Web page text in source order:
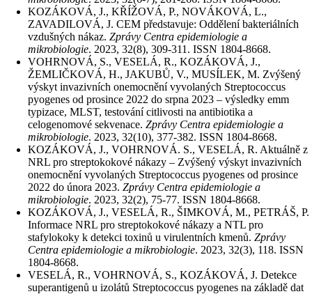
KOZÁKOVÁ, J., KŘÍŽOVÁ, P., NOVÁKOVÁ, L.,
ZAVADILOVÁ, J. CEM představuje: Oddělení bakteriálních
vzdušných nákaz. Zprávy Centra epidemiologie a
mikrobiologie. 2023, 32(8), 309-311. ISSN 1804-8668.
VOHRNOVÁ, S., VESELÁ, R., KOZÁKOVÁ, J.,
ŽEMLIČKOVÁ, H., JAKUBŮ, V., MUSÍLEK, M. Zvýšený
výskyt invazivních onemocnění vyvolaných Streptococcus
pyogenes od prosince 2022 do srpna 2023 – výsledky emm
typizace, MLST, testování citlivosti na antibiotika a
celogenomové sekvenace. Zprávy Centra epidemiologie a
mikrobiologie. 2023, 32(10), 377-382. ISSN 1804-8668.
KOZÁKOVÁ, J., VOHRNOVÁ. S., VESELÁ, R. Aktuálně z
NRL pro streptokokové nákazy – Zvýšený výskyt invazivních
onemocnění vyvolaných Streptococcus pyogenes od prosince
2022 do února 2023. Zprávy Centra epidemiologie a
mikrobiologie. 2023, 32(2), 75-77. ISSN 1804-8668.
KOZÁKOVÁ, J., VESELÁ, R., ŠIMKOVÁ, M., PETRÁŠ, P.
Informace NRL pro streptokokové nákazy a NTL pro
stafylokoky k detekci toxinů u virulentních kmenů. Zprávy
Centra epidemiologie a mikrobiologie. 2023, 32(3), 118. ISSN
1804-8668.
VESELÁ, R., VOHRNOVÁ, S., KOZÁKOVÁ, J. Detekce
superantigenů u izolátů Streptococcus pyogenes na základě dat